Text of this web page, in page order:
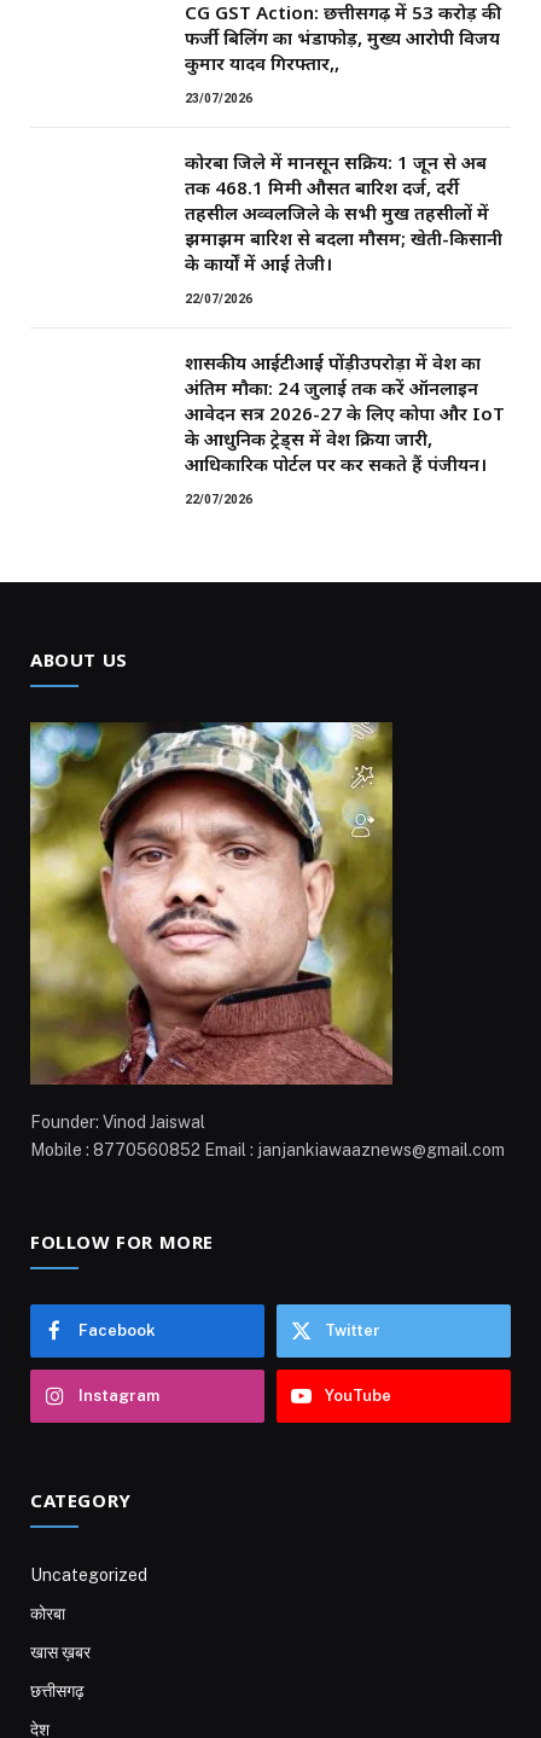
CG GST Action: छत्तीसगढ़ में 53 करोड़ की
फर्जी बिलिंग का भंडाफोड़, मुख्य आरोपी विजय
कुमार यादव गिरफ्तार,,
23/07/2026
कोरबा जिले में मानसून सक्रिय: 1 जून से अब
तक 468.1 मिमी औसत बारिश दर्ज, दर्री
तहसील अव्वलजिले के सभी प्रमुख तहसीलों में
झमाझम बारिश से बदला मौसम; खेती-किसानी
के कार्यों में आई तेजी।
22/07/2026
शासकीय आईटीआई पोंड़ीउपरोड़ा में प्रवेश का
अंतिम मौका: 24 जुलाई तक करें ऑनलाइन
आवेदन सत्र 2026-27 के लिए कोपा और IoT
के आधुनिक ट्रेड्स में प्रवेश प्रक्रिया जारी,
आधिकारिक पोर्टल पर कर सकते हैं पंजीयन।
22/07/2026
ABOUT US
Founder: Vinod Jaiswal
Mobile : 8770560852 Email : janjankiawaaznews@gmail.com
FOLLOW FOR MORE
Facebook Twitter
Instagram YouTube
CATEGORY
Uncategorized
कोरबा
खास ख़बर
छत्तीसगढ़
देश